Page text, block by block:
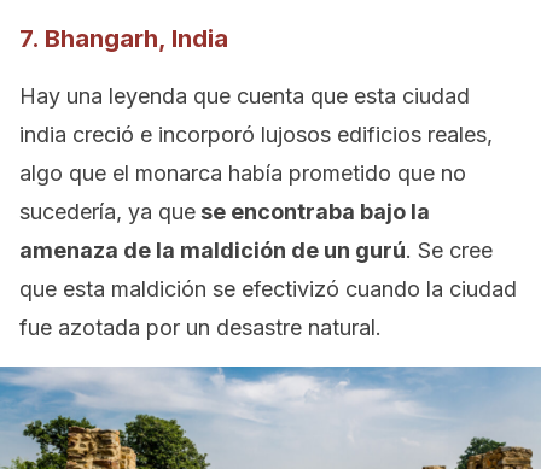
7. Bhangarh, India
Hay una leyenda que cuenta que esta ciudad
india creció e incorporó lujosos edificios reales,
algo que el monarca había prometido que no
sucedería, ya que se encontraba bajo la
amenaza de la maldición de un gurú. Se cree
que esta maldición se efectivizó cuando la ciudad
fue azotada por un desastre natural.